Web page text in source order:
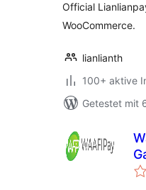
Official
WooCommerce.
lianlianth
100+ aktive
Getestet mit